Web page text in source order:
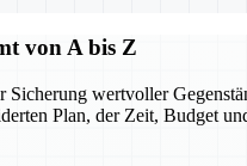
von A bis Z
wertvoller
Plan, der Zeit, Budget